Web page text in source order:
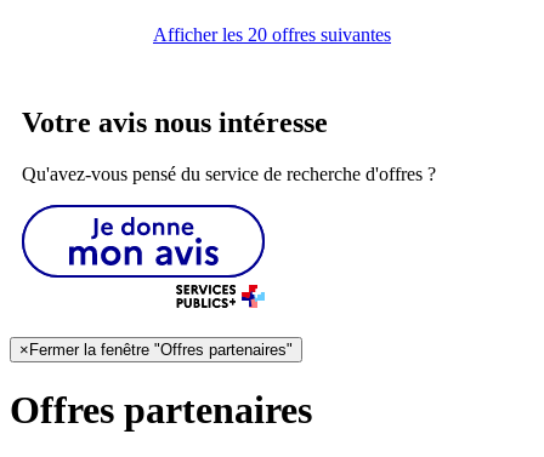
Afficher les 20 offres suivantes
Votre avis nous intéresse
Qu'avez-vous pensé du service de recherche d'offres ?
×Fermer la fenêtre "Offres partenaires"
Offres partenaires